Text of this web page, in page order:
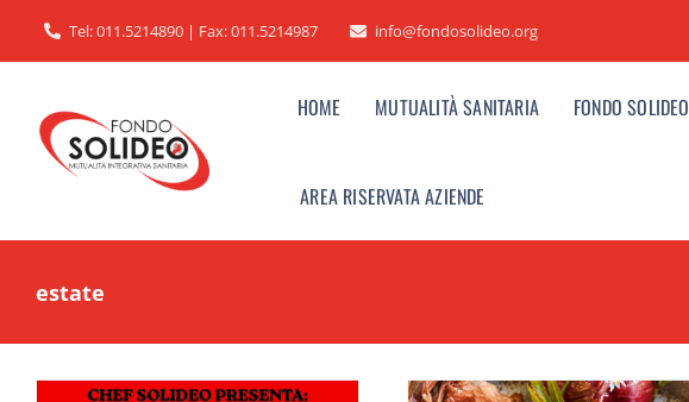
Tel: 011.5214890 | Fax: 011.5214987 info@fondosolideo.org
HOME MUTUALITÀ SANITARIA FONDO SOLIDEO
AREA RISERVATA AZIENDE
estate